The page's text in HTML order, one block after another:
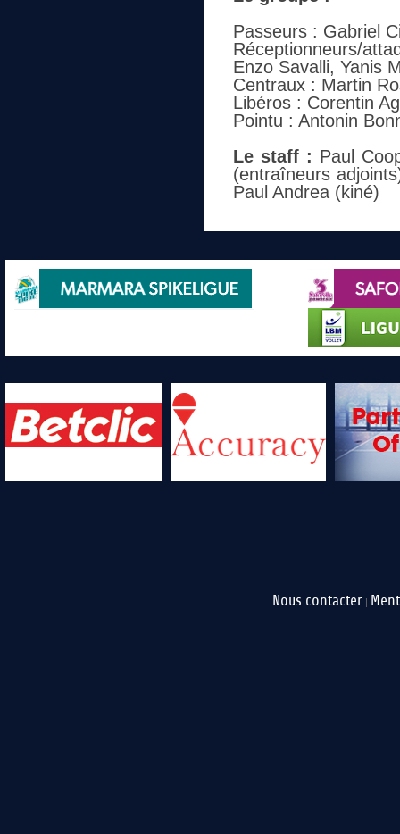
Passeurs : Gabriel
Réceptionneurs/
Enzo Savalli, Yanis
Centraux : Martin
Libéros : Corentin
Pointu : Antonin
Le staff : Paul
(entraîneurs
Paul Andrea (kiné)
Nous contacter |